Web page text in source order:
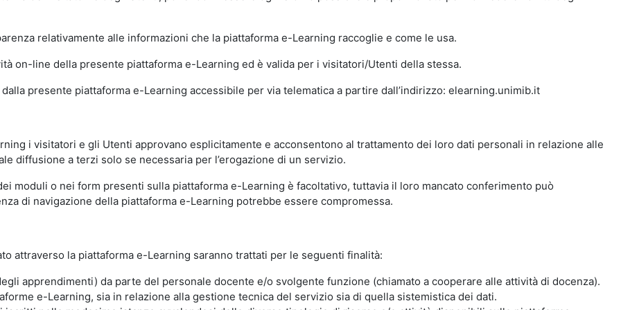
relativamente alle informazioni che la piattaforma e-Learning raccoglie e come le usa.
on-line della presente piattaforma e-Learning ed è valida per i visitatori/Utenti della stessa.
presente piattaforma e-Learning accessibile per via telematica a partire dall’indirizzo: elearning.unimib.it
i visitatori e gli Utenti approvano esplicitamente e acconsentono al trattamento dei loro dati personali in relazione alle
diffusione a terzi solo se necessaria per l’erogazione di un servizio.
moduli o nei form presenti sulla piattaforma e-Learning è facoltativo, tuttavia il loro mancato conferimento può
di navigazione della piattaforma e-Learning potrebbe essere compromessa.
attraverso la piattaforma e-Learning saranno trattati per le seguenti finalità:
apprendimenti) da parte del personale docente e/o svolgente funzione (chiamato a cooperare alle attività di docenza).
e-Learning, sia in relazione alla gestione tecnica del servizio sia di quella sistemistica dei dati.